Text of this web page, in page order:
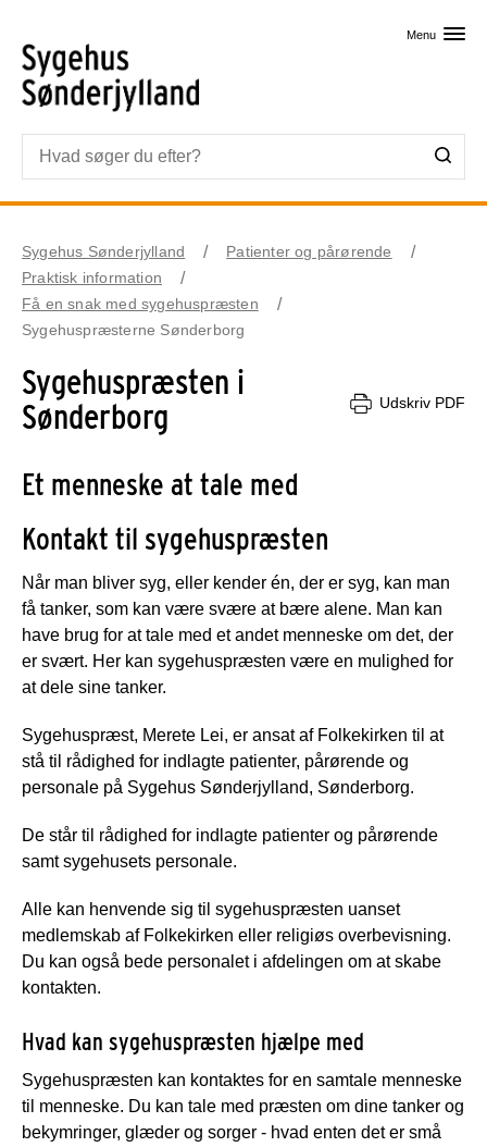
Menu
Sygehus Sønderjylland
Patienter og pårørende
Praktisk information
Få en snak med sygehuspræsten
Sygehuspræsterne Sønderborg
Sygehuspræsten i
Sønderborg
Udskriv PDF
Et menneske at tale med
Kontakt til sygehuspræsten
Når man bliver syg, eller kender én, der er syg, kan man
få tanker, som kan være svære at bære alene. Man kan
have brug for at tale med et andet menneske om det, der
er svært. Her kan sygehuspræsten være en mulighed for
at dele sine tanker.
Sygehuspræst, Merete Lei, er ansat af Folkekirken til at
stå til rådighed for indlagte patienter, pårørende og
personale på Sygehus Sønderjylland, Sønderborg.
De står til rådighed for indlagte patienter og pårørende
samt sygehusets personale.
Alle kan henvende sig til sygehuspræsten uanset
medlemskab af Folkekirken eller religiøs overbevisning.
Du kan også bede personalet i afdelingen om at skabe
kontakten.
Hvad kan sygehuspræsten hjælpe med
Sygehuspræsten kan kontaktes for en samtale menneske
til menneske. Du kan tale med præsten om dine tanker og
bekymringer, glæder og sorger - hvad enten det er små